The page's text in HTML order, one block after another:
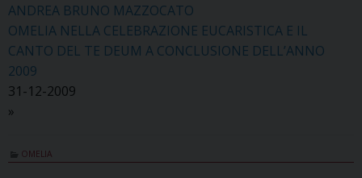
ANDREA BRUNO MAZZOCATO
OMELIA NELLA CELEBRAZIONE EUCARISTICA E IL
CANTO DEL TE DEUM A CONCLUSIONE DELL’ANNO
2009
31-12-2009
»
OMELIA